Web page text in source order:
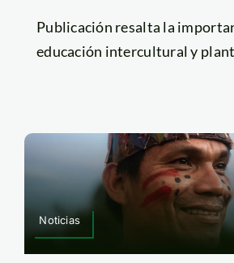
Publicación resalta la
educación intercultural y
Noticias